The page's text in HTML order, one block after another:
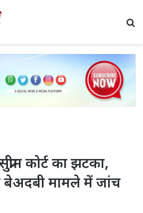
कोर्ट का झटका,
बेअदबी मामले में जांच